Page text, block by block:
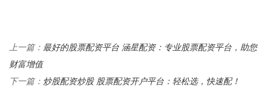
上一篇： 最好的股票配资平台 涵星配资：专业股票配资平台，助您
财富增值
下一篇： 炒股配资炒股 股票配资开户平台：轻松选，快速配！